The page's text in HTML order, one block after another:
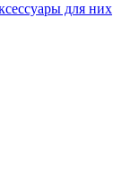
для них